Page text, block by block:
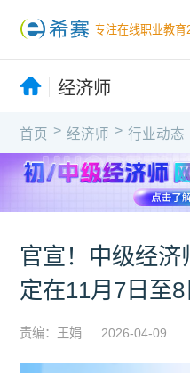
专注在线职业教育
经济师
首页 > 经济师 > 行业动态
官宣！中级经济
定在11月7日至8
责编：王娟 2026-04-09